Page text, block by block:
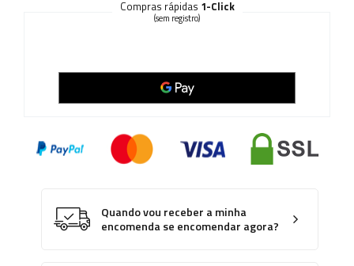
Compras rápidas 1-Click
(sem registro)
Quando vou receber a minha
encomenda se encomendar agora?